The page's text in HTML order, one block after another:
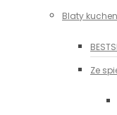
Blaty
Ze